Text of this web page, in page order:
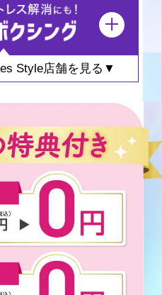
Style店舗を見る▼